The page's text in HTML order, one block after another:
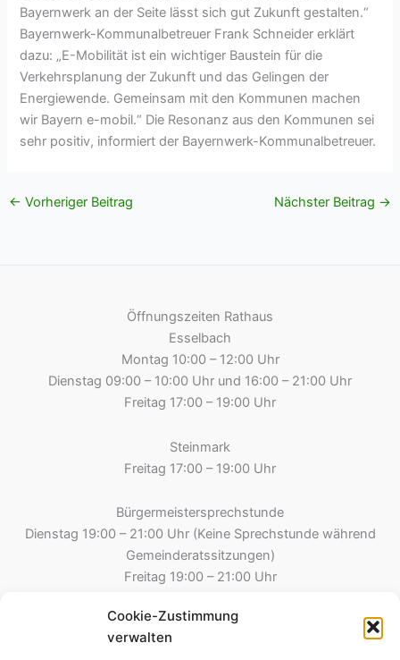
Cookie-Zustimmung
verwalten
Bayernwerk an der Seite lässt sich gut Zukunft gestalten.“
Bayernwerk-Kommunalbetreuer Frank Schneider erklärt
dazu: „E-Mobilität ist ein wichtiger Baustein für die
Verkehrsplanung der Zukunft und das Gelingen der
Energiewende. Gemeinsam mit den Kommunen machen
wir Bayern e-mobil.“ Die Resonanz aus den Kommunen sei
sehr positiv, informiert der Bayernwerk-Kommunalbetreuer.
← Vorheriger Beitrag Nächster Beitrag →
Öffnungszeiten Rathaus
Esselbach
Montag 10:00 – 12:00 Uhr
Dienstag 09:00 – 10:00 Uhr und 16:00 – 21:00 Uhr
Freitag 17:00 – 19:00 Uhr
Steinmark
Freitag 17:00 – 19:00 Uhr
Bürgermeistersprechstunde
Dienstag 19:00 – 21:00 Uhr (Keine Sprechstunde während
Gemeinderatssitzungen)
Freitag 19:00 – 21:00 Uhr
Gemeinde Esselbach
Hauptstraße 8